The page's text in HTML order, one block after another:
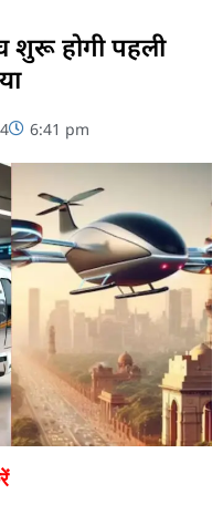
शुरू होगी पहली
6:41 pm